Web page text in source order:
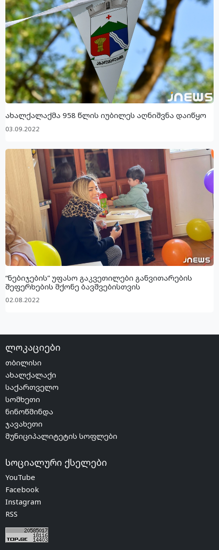
ახალქალაქმა 958 წლის იუბილეს აღნიშვნა დაიწყო
03.09.2022
“ნებიჯების” უფასო გაკვეთილები განვითარების
შეფერხების მქონე ბავშვებისთვის
02.08.2022
ლოკაციები
თბილისი
ახალქალაქი
საქართველო
სომხეთი
ნინოწმინდა
ჯავახეთი
მუნიციპალიტეტის სოფლები
სოციალური ქსელები
YouTube
Facebook
Instagram
RSS